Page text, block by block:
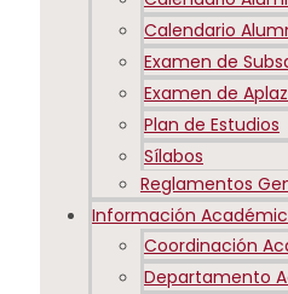
Calendario
Examen de
Examen de
Plan de Estudios
Sílabos
Reglamentos
Información
Coordinación
Departamento